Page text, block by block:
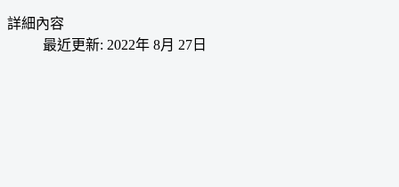
詳細內容
最近更新: 2022年 8月 27日